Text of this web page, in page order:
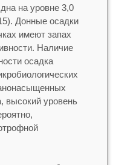
на уровне 3,0
Донные осадки
имеют запах
Наличие
осадка
высокий уровень